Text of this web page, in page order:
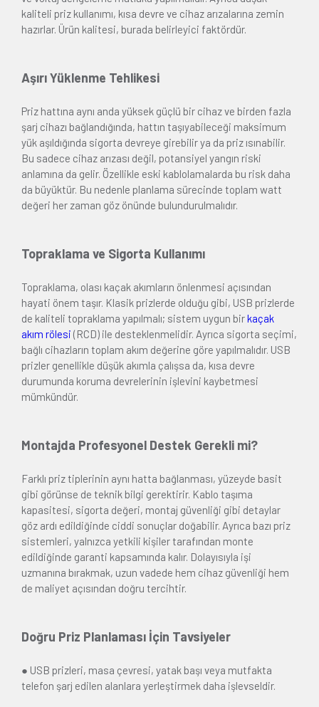
kaliteli priz kullanımı, kısa devre ve cihaz arızalarına zemin
hazırlar. Ürün kalitesi, burada belirleyici faktördür.
Aşırı Yüklenme Tehlikesi
Priz hattına aynı anda yüksek güçlü bir cihaz ve birden fazla
şarj cihazı bağlandığında, hattın taşıyabileceği maksimum
yük aşıldığında sigorta devreye girebilir ya da priz ısınabilir.
Bu sadece cihaz arızası değil, potansiyel yangın riski
anlamına da gelir. Özellikle eski kablolamalarda bu risk daha
da büyüktür. Bu nedenle planlama sürecinde toplam watt
değeri her zaman göz önünde bulundurulmalıdır.
Topraklama ve Sigorta Kullanımı
Topraklama, olası kaçak akımların önlenmesi açısından
hayati önem taşır. Klasik prizlerde olduğu gibi, USB prizlerde
de kaliteli topraklama yapılmalı; sistem uygun birkaçak
akım rölesi (RCD) ile desteklenmelidir. Ayrıca sigorta seçimi,
bağlı cihazların toplam akım değerine göre yapılmalıdır. USB
prizler genellikle düşük akımla çalışsa da, kısa devre
durumunda koruma devrelerinin işlevini kaybetmesi
mümkündür.
Montajda Profesyonel Destek Gerekli mi?
Farklı priz tiplerinin aynı hatta bağlanması, yüzeyde basit
gibi görünse de teknik bilgi gerektirir. Kablo taşıma
kapasitesi, sigorta değeri, montaj güvenliği gibi detaylar
göz ardı edildiğinde ciddi sonuçlar doğabilir. Ayrıca bazı priz
sistemleri, yalnızca yetkili kişiler tarafından monte
edildiğinde garanti kapsamında kalır. Dolayısıyla işi
uzmanına bırakmak, uzun vadede hem cihaz güvenliği hem
de maliyet açısından doğru tercihtir.
Doğru Priz Planlaması İçin Tavsiyeler
● USB prizleri, masa çevresi, yatak başı veya mutfakta
telefon şarj edilen alanlara yerleştirmek daha işlevseldir.